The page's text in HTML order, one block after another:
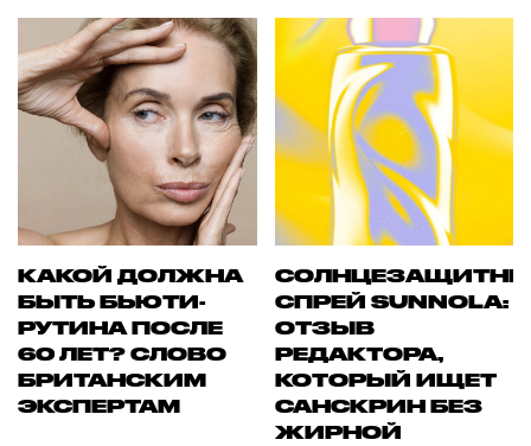
КАКОЙ ДОЛЖНА
БЫТЬ БЬЮТИ-
РУТИНА ПОСЛЕ
60 ЛЕТ? СЛОВО
БРИТАНСКИМ
ЭКСПЕРТАМ
СПРЕЙ SUNNOLA:
ОТЗЫВ
РЕДАКТОРА,
КОТОРЫЙ ИЩЕТ
САНСКРИН БЕЗ
ЖИРНОЙ